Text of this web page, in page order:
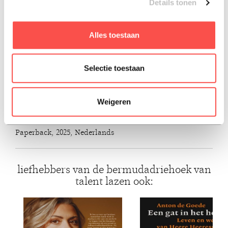
Details tonen
Alles toestaan
Selectie toestaan
Weigeren
Het resultaat is een openhartig inkijkje in de wereld van
het grote geld, een spiegel voor iedereen die op zoek is
naar betekenis in werk, en een dringende oproep aan het
Paperback, 2025, Nederlands
liefhebbers van de bermudadriehoek van
talent lazen ook: